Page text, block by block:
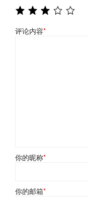
评论内容*
你的昵称*
你的邮箱*